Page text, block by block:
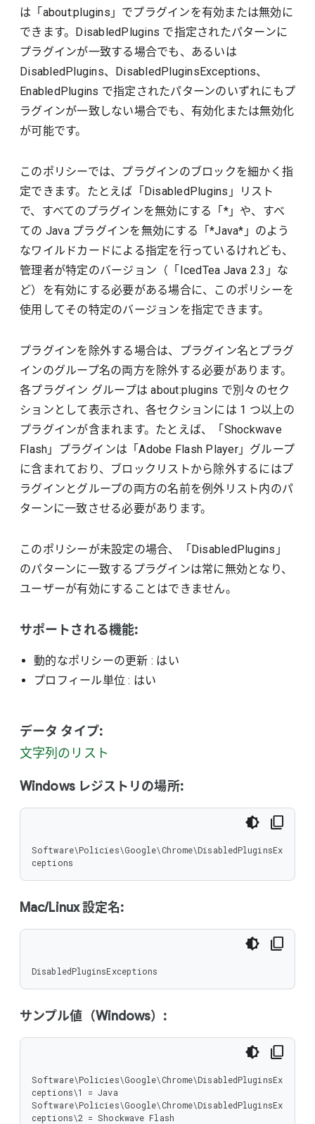
は「about:plugins」でプラグインを有効または無効に
できます。DisabledPlugins で指定されたパターンに
プラグインが一致する場合でも、あるいは
DisabledPlugins、DisabledPluginsExceptions、
EnabledPlugins で指定されたパターンのいずれにもプ
ラグインが一致しない場合でも、有効化または無効化
が可能です。
このポリシーでは、プラグインのブロックを細かく指
定できます。たとえば「DisabledPlugins」リスト
で、すべてのプラグインを無効にする「*」や、すべ
ての Java プラグインを無効にする「*Java*」のよう
なワイルドカードによる指定を行っているけれども、
管理者が特定のバージョン（「IcedTea Java 2.3」な
ど）を有効にする必要がある場合に、このポリシーを
使用してその特定のバージョンを指定できます。
プラグインを除外する場合は、プラグイン名とプラグ
インのグループ名の両方を除外する必要があります。
各プラグイン グループは about:plugins で別々のセク
ションとして表示され、各セクションには 1 つ以上の
プラグインが含まれます。たとえば、「Shockwave
Flash」プラグインは「Adobe Flash Player」グループ
に含まれており、ブロックリストから除外するにはプ
ラグインとグループの両方の名前を例外リスト内のパ
ターンに一致させる必要があります。
このポリシーが未設定の場合、「DisabledPlugins」
のパターンに一致するプラグインは常に無効となり、
ユーザーが有効にすることはできません。
サポートされる機能:
動的なポリシーの更新 : はい
プロフィール単位 : はい
データ タイプ:
文字列のリスト
Windows レジストリの場所:
Software\Policies\Google\Chrome\DisabledPluginsEx
ceptions
Mac/Linux 設定名:
DisabledPluginsExceptions
サンプル値（Windows）:
Software\Policies\Google\Chrome\DisabledPluginsEx
ceptions\1 = Java
Software\Policies\Google\Chrome\DisabledPluginsEx
ceptions\2 = Shockwave Flash